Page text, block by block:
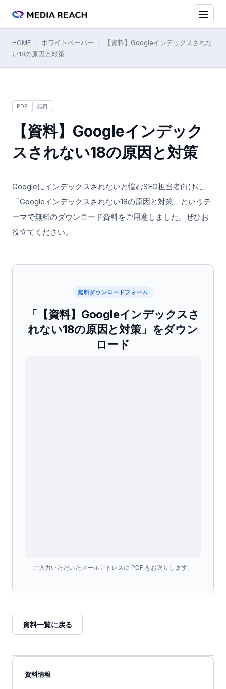
HOME ホワイトペーパー
【資料】Googleインデックスされな
い18の原因と対策
PDF 無料
【資料】Googleインデック
スされない18の原因と対策
Googleにインデックスされないと悩むSEO担当者向けに、
「Googleインデックスされない18の原因と対策」というテ
ーマで無料のダウンロード資料をご用意しました。ぜひお
役立てください。
無料ダウンロードフォーム
「【資料】Googleインデックスさ
れない18の原因と対策」をダウン
ロード
ご入力いただいたメールアドレスに PDF をお送りします。
資料一覧に戻る
資料情報